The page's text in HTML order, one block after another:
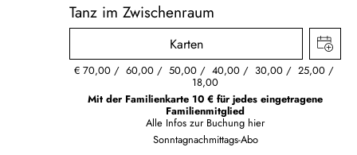
Tanz im Zwischenraum
Karten
€ 70,00 60,00 50,00 40,00 30,00 25,00
18,00
Mit der Familienkarte 10 € für jedes eingetragene
Familienmitglied
Alle Infos zur Buchung hier
Sonntagnachmittags-Abo